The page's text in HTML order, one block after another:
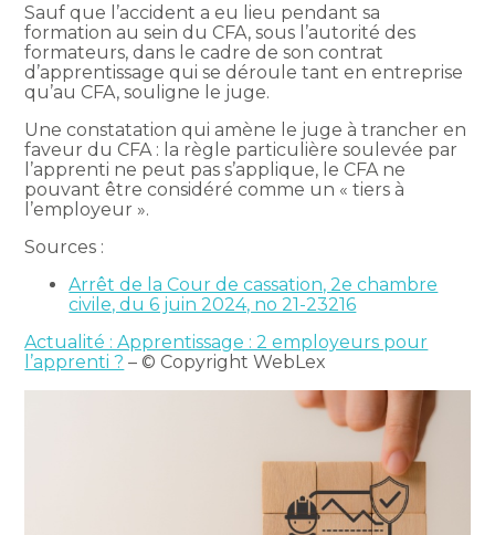
Sauf que l’accident a eu lieu pendant sa
formation au sein du CFA, sous l’autorité des
formateurs, dans le cadre de son contrat
d’apprentissage qui se déroule tant en entreprise
qu’au CFA, souligne le juge.
Une constatation qui amène le juge à trancher en
faveur du CFA : la règle particulière soulevée par
l’apprenti ne peut pas s’applique, le CFA ne
pouvant être considéré comme un « tiers à
l’employeur ».
Sources :
Arrêt de la Cour de cassation, 2e chambre
civile, du 6 juin 2024, no 21-23216
Actualité : Apprentissage : 2 employeurs pour
l’apprenti ? – © Copyright WebLex